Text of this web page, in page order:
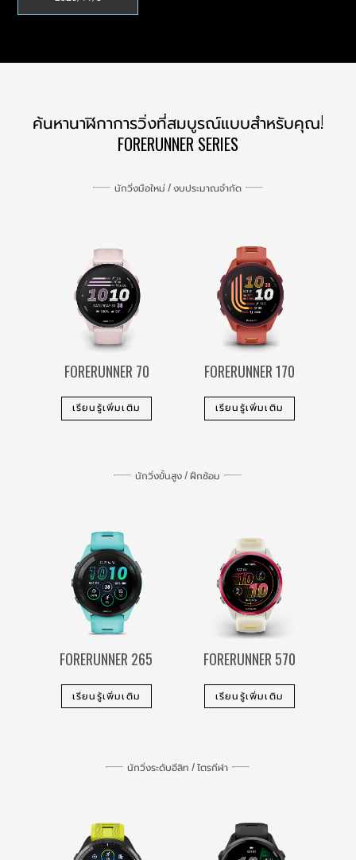
ค้นหานาฬิกาการวิ่งที่สมบูรณ์แบบสำหรับคุณ!
FORERUNNER SERIES
นักวิ่งมือใหม่ / งบประมาณจำกัด
FORERUNNER 70
เรียนรู้เพิ่มเติม
FORERUNNER 170
เรียนรู้เพิ่มเติม
นักวิ่งขั้นสูง / ฝึกซ้อม
FORERUNNER 265
เรียนรู้เพิ่มเติม
FORERUNNER 570
เรียนรู้เพิ่มเติม
นักวิ่งระดับอีลิท / ไตรกีฬา